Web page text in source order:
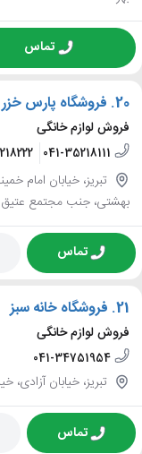
تماس
20. فروشگاه پارس خزر
فروش لوازم خانگی
041-35218111
تبریز، خیابان امام
بهشتی، جنب مجتمع عتیق
تماس
21. فروشگاه خانه سبز
فروش لوازم خانگی
041-34751954
تبریز، خیابان آزادی،
تماس